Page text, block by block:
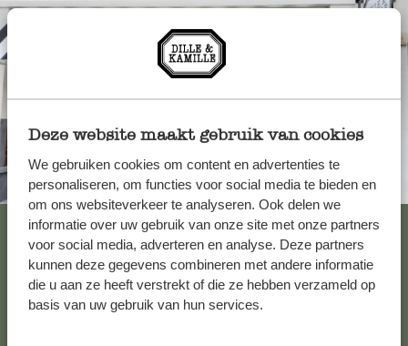
Deze website maakt gebruik van cookies
We gebruiken cookies om content en advertenties te
personaliseren, om functies voor social media te bieden en
om ons websiteverkeer te analyseren. Ook delen we
informatie over uw gebruik van onze site met onze partners
voor social media, adverteren en analyse. Deze partners
kunnen deze gegevens combineren met andere informatie
die u aan ze heeft verstrekt of die ze hebben verzameld op
basis van uw gebruik van hun services.
Altijd in de buurt
Bekijk alle 62 winkels
Klantenservice
21 oktober 2025
Enkel een score, geen toelichting
22 oktober 2025
Bedankt voor je beoordeling. We
snel mogelijk contact met je op via
erg klein